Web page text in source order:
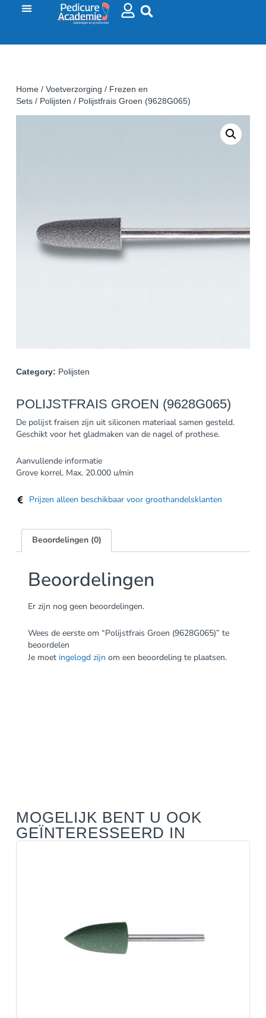
Home/ Voetverzorging / Frezen en
Sets/ Polijsten / Polijstfrais Groen (9628G065)
Category: Polijsten
POLIJSTFRAIS GROEN (9628G065)
De polijst fraisen zijn uit siliconen materiaal samen gesteld.
Geschikt voor het gladmaken van de nagel of prothese.
Aanvullende informatie
Grove korrel. Max. 20.000 u/min
Prijzen alleen beschikbaar voor groothandelsklanten
Beoordelingen (0)
Beoordelingen
Er zijn nog geen beoordelingen.
Wees de eerste om “Polijstfrais Groen (9628G065)” te
beoordelen
Je moet ingelogd zijn om een beoordeling te plaatsen.
MOGELIJK BENT U OOK
GEÏNTERESSEERD IN